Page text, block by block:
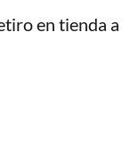
en tienda a